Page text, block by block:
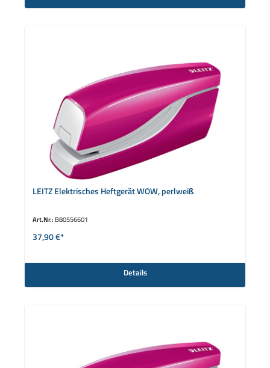
LEITZ Elektrisches Heftgerät WOW, perlweiß
Art.Nr.: B80556601
37,90 €*
Details